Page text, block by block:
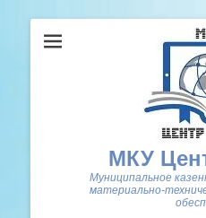
МКУ
Муниципальное
материально-